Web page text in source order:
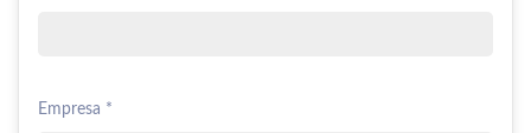
Empresa *